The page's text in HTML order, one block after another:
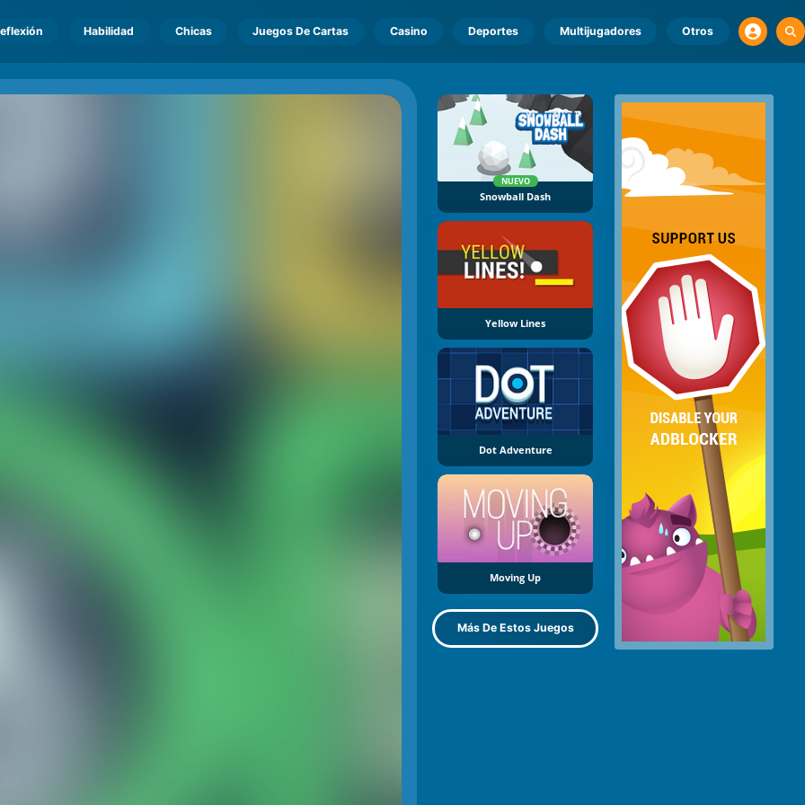
Habilidad Chicas Juegos De Cartas Casino Deportes Multijugadores Otros
NUEVO
Snowball Dash
Yellow Lines
Dot Adventure
Moving Up
Más De Estos Juegos